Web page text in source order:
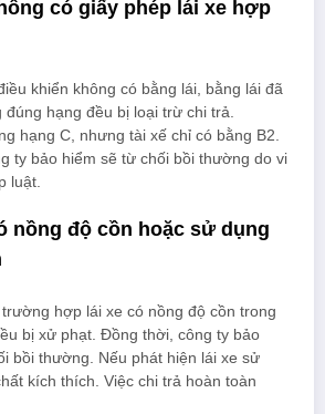
có giấy phép lái xe hợp
khiển không có bằng lái, bằng lái đã
đúng hạng đều bị loại trừ chi trả.
hạng C, nhưng tài xế chỉ có bằng B2.
ty bảo hiểm sẽ từ chối bồi thường do vi
luật.
nồng độ cồn hoặc sử dụng
hợp lái xe có nồng độ cồn trong
bị xử phạt. Đồng thời, công ty bảo
bồi thường. Nếu phát hiện lái xe sử
kích thích. Việc chi trả hoàn toàn